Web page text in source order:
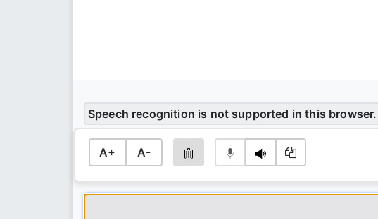
Speech recognition is not supported in this browser.
A+ A-